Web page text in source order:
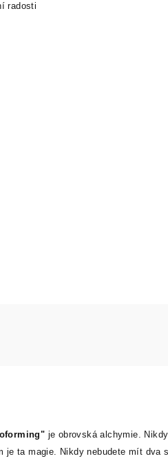
radosti
je obrovská alchymie. Nikdy
je ta magie. Nikdy nebudete mít dva